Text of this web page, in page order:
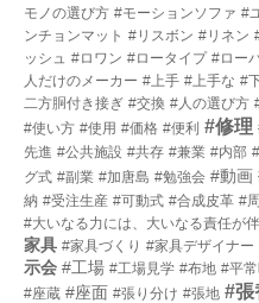
モノの選び方 #モーションソファ #
ンチョンマット #リスボン #リネン
ッシュ #ロワン #ロータイプ #ロー
人だけのメーカー #上手 #上手な #
二方胴付き接ぎ #交換 #人の選び方
#使い方 #使用 #価格 #便利 #修理
先進 #公共施設 #共存 #兼業 #内部
グ式 #副業 #加唐島 #勉強会 #動画
納 #受注生産 #可動式 #合成皮革 #
#大いなる力には、大いなる責任が
家具 #家具づくり #家具デザイナー
示会 #工場 #工場見学 #布地 #平
#座蔵 #座面 #張り分け #張地 #張